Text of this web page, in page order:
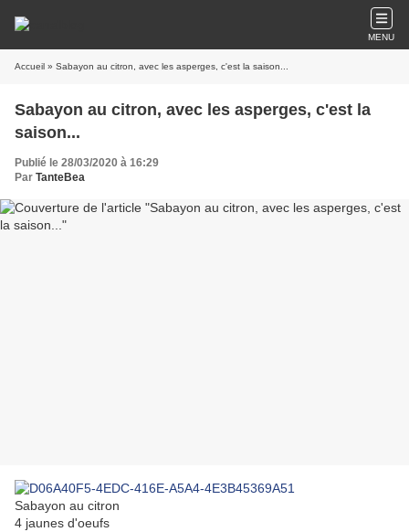
MENU
Accueil » Sabayon au citron, avec les asperges, c'est la saison...
Sabayon au citron, avec les asperges, c'est la
saison...
Publié le 28/03/2020 à 16:29
Par TanteBea
Sabayon au citron
4 jaunes d'oeufs